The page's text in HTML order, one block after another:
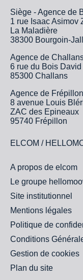
Siège - Agence de
1 rue Isaac Asimov
La Maladière
38300 Bourgoin-
Agence de
6 rue du Bois David
85300 Challans
Agence de Frépillon
8 avenue Louis
ZAC des Epineaux
95740 Frépillon
ELCOM /
A propos de elcom
Le groupe
Site institutionnel
Mentions légales
Politique de
Conditions
Gestion de cookies
Plan du site